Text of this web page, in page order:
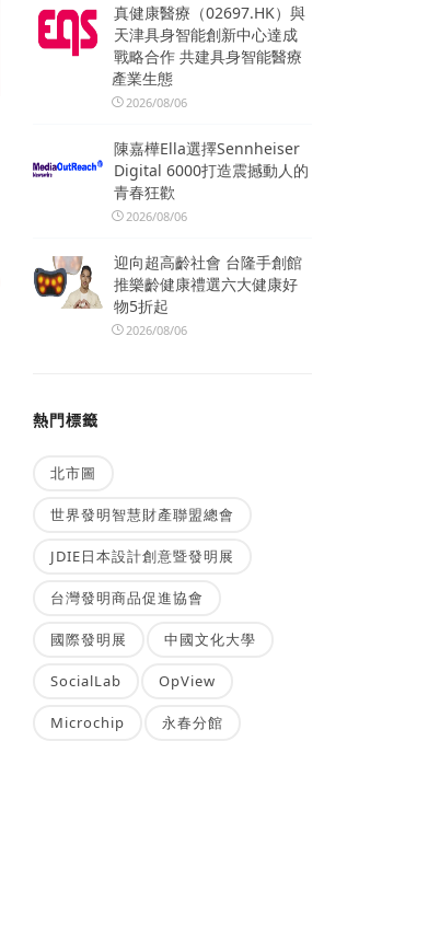
真健康醫療（02697.HK）與
天津具身智能創新中心達成
戰略合作 共建具身智能醫療
產業生態
2026/08/06
陳嘉樺Ella選擇Sennheiser
Digital 6000打造震撼動人的
青春狂歡
2026/08/06
迎向超高齡社會 台隆手創館
推樂齡健康禮選六大健康好
物5折起
2026/08/06
熱門標籤
北市圖
世界發明智慧財產聯盟總會
JDIE日本設計創意暨發明展
台灣發明商品促進協會
國際發明展 中國文化大學
SocialLab OpView
Microchip 永春分館